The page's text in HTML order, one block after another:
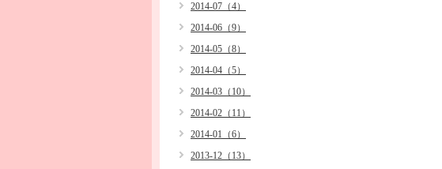
2014-07（4）
2014-06（9）
2014-05（8）
2014-04（5）
2014-03（10）
2014-02（11）
2014-01（6）
2013-12（13）